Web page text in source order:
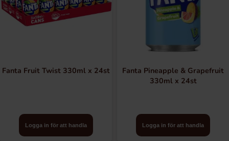
Fanta Fruit Twist 330ml x 24st
Logga in för att handla
Fanta Pineapple & Grapefruit
330ml x 24st
Logga in för att handla